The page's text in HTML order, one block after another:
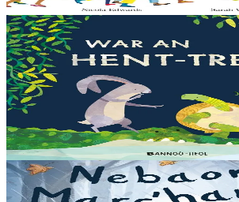
Er stok13,00 €
3 bloaz hag ouzhpenn
Bannoù-heol
War an hent-treuz
Piv a oar peseurt loened a c’haller gwelet er
o serriñ ?... N’eus krokodil ebet avat. Peursur
ket ken sur he mignoned...
Er stok13,00 €
3 bloaz hag ouzhpenn
Bannoù-heol